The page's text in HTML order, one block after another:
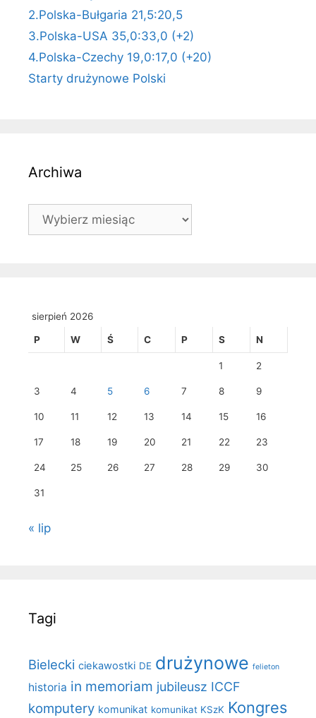
2.Polska-Bułgaria 21,5:20,5
3.Polska-USA 35,0:33,0 (+2)
4.Polska-Czechy 19,0:17,0 (+20)
Starty drużynowe Polski
Archiwa
Archiwa
sierpień 2026
P W Ś C P S N
1 2
3 4 5 6 7 8 9
10 11 12 13 14 15 16
17 18 19 20 21 22 23
24 25 26 27 28 29 30
31
« lip
Tagi
Bielecki ciekawostki DE drużynowe felieton
historia in memoriam jubileusz ICCF
komputery komunikat komunikat KSzK Kongres